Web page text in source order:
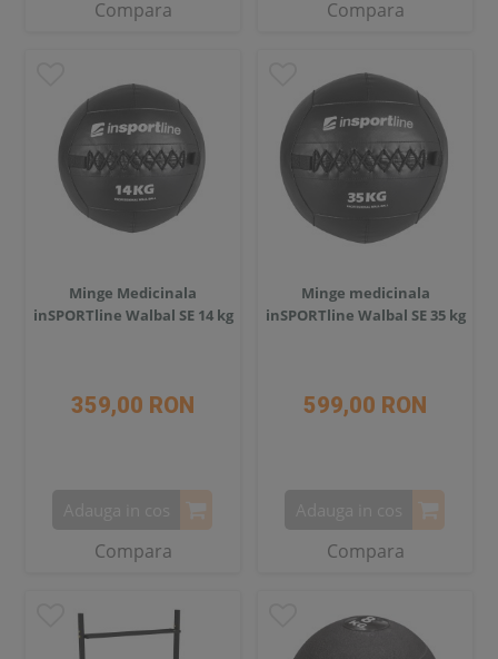
Compara Compara
Minge Medicinala
inSPORTline Walbal SE 14 kg
359,00 RON
Compara
Minge medicinala
inSPORTline Walbal SE 35 kg
599,00 RON
Compara